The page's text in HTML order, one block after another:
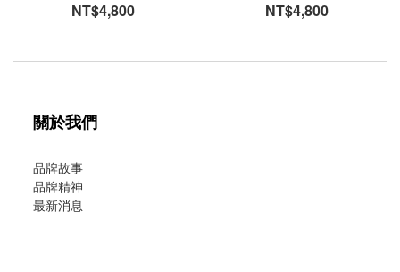
NT$4,800 NT$4,800
關於我們
品牌故事
品牌精神
最新消息